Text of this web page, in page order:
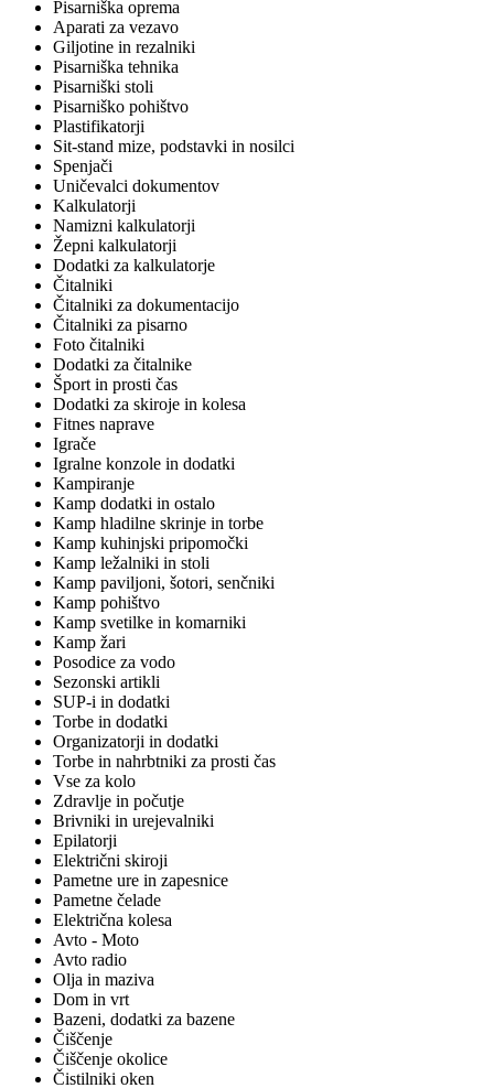
Pisarniška oprema
Aparati za vezavo
Giljotine in rezalniki
Pisarniška tehnika
Pisarniški stoli
Pisarniško pohištvo
Plastifikatorji
Sit-stand mize, podstavki in nosilci
Spenjači
Uničevalci dokumentov
Kalkulatorji
Namizni kalkulatorji
Žepni kalkulatorji
Dodatki za kalkulatorje
Čitalniki
Čitalniki za dokumentacijo
Čitalniki za pisarno
Foto čitalniki
Dodatki za čitalnike
Šport in prosti čas
Dodatki za skiroje in kolesa
Fitnes naprave
Igrače
Igralne konzole in dodatki
Kampiranje
Kamp dodatki in ostalo
Kamp hladilne skrinje in torbe
Kamp kuhinjski pripomočki
Kamp ležalniki in stoli
Kamp paviljoni, šotori, senčniki
Kamp pohištvo
Kamp svetilke in komarniki
Kamp žari
Posodice za vodo
Sezonski artikli
SUP-i in dodatki
Torbe in dodatki
Organizatorji in dodatki
Torbe in nahrbtniki za prosti čas
Vse za kolo
Zdravlje in počutje
Brivniki in urejevalniki
Epilatorji
Električni skiroji
Pametne ure in zapesnice
Pametne čelade
Električna kolesa
Avto - Moto
Avto radio
Olja in maziva
Dom in vrt
Bazeni, dodatki za bazene
Čiščenje
Čiščenje okolice
Čistilniki oken